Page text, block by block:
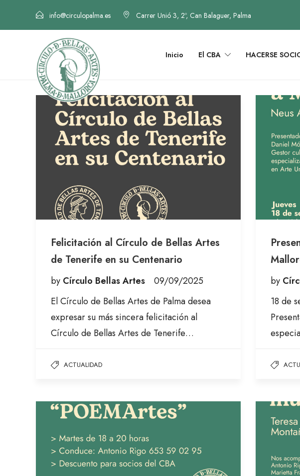
info@circulopalma.es Carrer Unió 3, 2º, Can Balaguer, Palma
Inicio El CBA HACERSE
Felicitación al Círculo de Bellas Artes
de Tenerife en su Centenario
by Círculo Bellas Artes
09/09/2025
El Círculo de Bellas Artes de Palma desea
expresar su más sincera felicitación al
Círculo de Bellas Artes de Tenerife…
ACTUALIDAD
by
18 de